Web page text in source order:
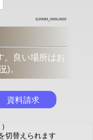
1120083_0005,0002
。良い場所はお
)。
切替えられます